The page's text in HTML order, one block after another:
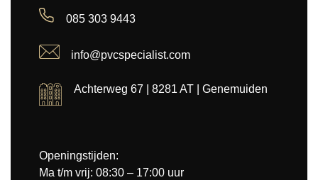
085 303 9443
info@pvcspecialist.com
Achterweg 67 | 8281 AT | Genemuiden
Openingstijden:
Ma t/m vrij: 08:30 – 17:00 uur